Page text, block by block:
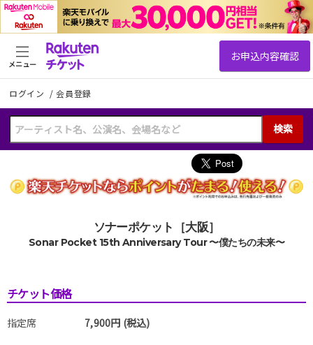
ログイン /会員登録
検索
メニュー
ソナーポケット［大阪］
Sonar Pocket 15th Anniversary Tour 〜僕たちの未来〜
チケット価格
指定席 7,900円 (税込)